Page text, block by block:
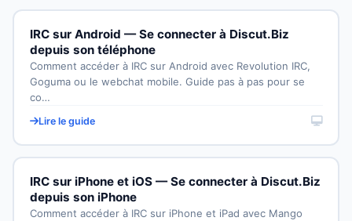
IRC sur Android — Se connecter à Discut.Biz
depuis son téléphone
Comment accéder à IRC sur Android avec Revolution IRC,
Goguma ou le webchat mobile. Guide pas à pas pour se
co…
Lire le guide
IRC sur iPhone et iOS — Se connecter à Discut.Biz
depuis son iPhone
Comment accéder à IRC sur iPhone et iPad avec Mango